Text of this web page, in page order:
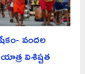
వందల
విశిష్టత